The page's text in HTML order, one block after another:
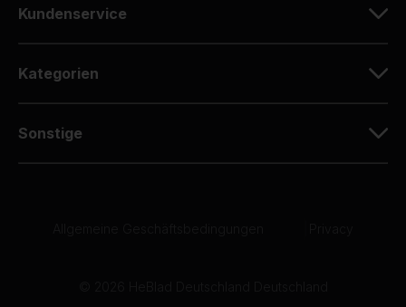
Kundenservice
Kategorien
Sonstige